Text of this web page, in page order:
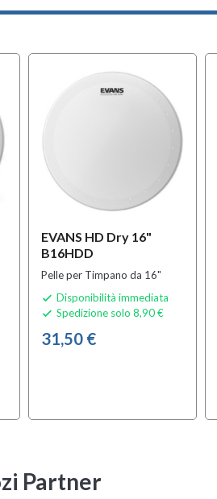
EVANS HD Dry 16"
B16HDD
Pelle per Timpano da 16"
 Disponibilità immediata
 Spedizione solo 8,90 €
31,50 €
Partner